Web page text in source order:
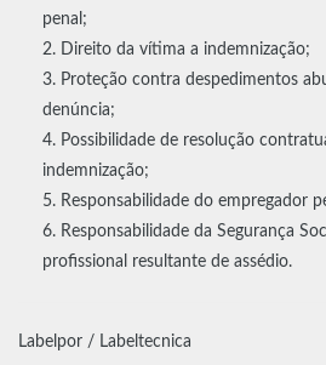
penal;
Direito da vítima a indemnização;
Proteção contra despedimentos
denúncia;
Possibilidade de resolução
indemnização;
Responsabilidade do empregador
Responsabilidade da Segurança
profissional resultante de assédio.
Labelpor / Labeltecnica